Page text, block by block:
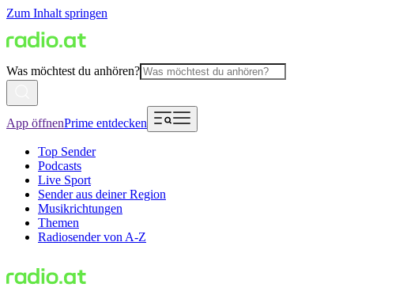
Zum Inhalt springen
Was möchtest du anhören?
App öffnenPrime entdecken
Top Sender
Podcasts
Live Sport
Sender aus deiner Region
Musikrichtungen
Themen
Radiosender von A-Z